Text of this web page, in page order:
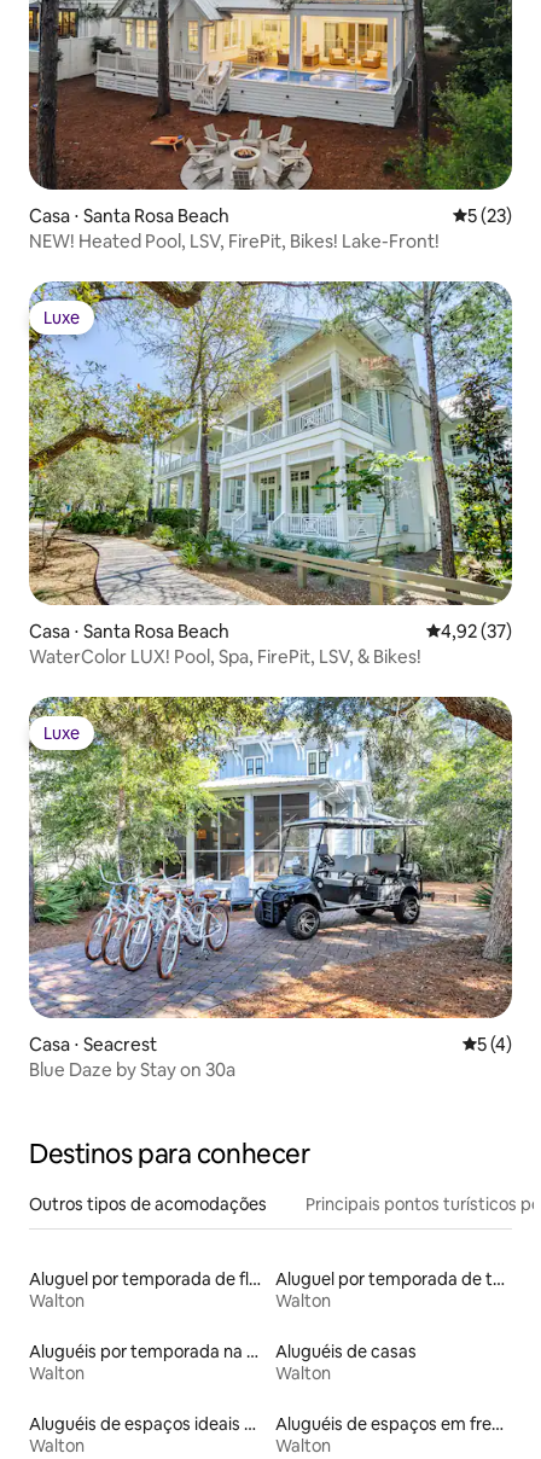
Casa ⋅ Santa Rosa Beach 5 de uma
5 (23)
NEW! Heated Pool, LSV, FirePit, Bikes! Lake-Front!
Luxe
Luxe
Casa ⋅ Santa Rosa Beach 4,92 de uma
4,92 (37)
WaterColor LUX! Pool, Spa, FirePit, LSV, & Bikes!
Luxe
Luxe
Casa ⋅ Seacrest 5 de
5 (4)
Blue Daze by Stay on 30a
Destinos para conhecer
Outros tipos de acomodações Principais pontos turísticos
Aluguel por temporada de flats
Walton
Aluguel por temporada de townhouses
Walton
Aluguéis por temporada na orla
Walton
Aluguéis de casas
Walton
Aluguéis de espaços ideais para famílias
Walton
Aluguéis de espaços em frente à praia
Walton